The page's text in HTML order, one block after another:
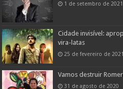
1 de setembro de 2021
Cidade invisível:
vira-latas
25 de fevereiro de 2021
Vamos destruir
31 de agosto de 2020